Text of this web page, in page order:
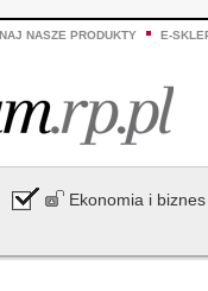
NASZE PRODUKTY E-
Ekonomia i biznes